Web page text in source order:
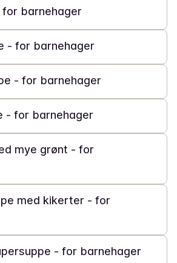
barnehager
- for barnehager
- for barnehager
- for barnehager
mye grønt - for
med kikerter - for
- for barnehager